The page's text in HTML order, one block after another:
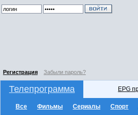
Регистрация Забыли пароль?
Телепрограмма EPG
Все Фильмы Сериалы Спорт